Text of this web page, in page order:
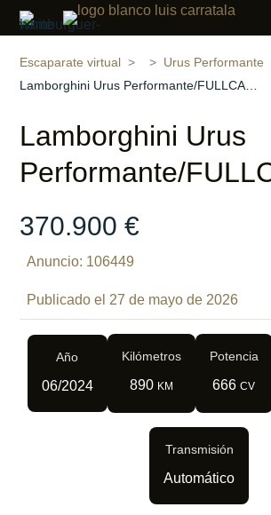
‹ ›
Compartir
Escaparate virtual
Urus Performante
Lamborghini Urus
Performante/
370.900 €
Anuncio: 106449
Publicado el 27 de mayo de 2026
Año
06/2024
Kilómetros
890 KM
Potencia
666 CV
Transmisión
Automático